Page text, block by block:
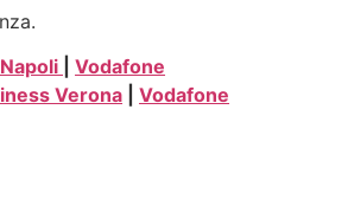
Vodafone
Verona
Vodafone